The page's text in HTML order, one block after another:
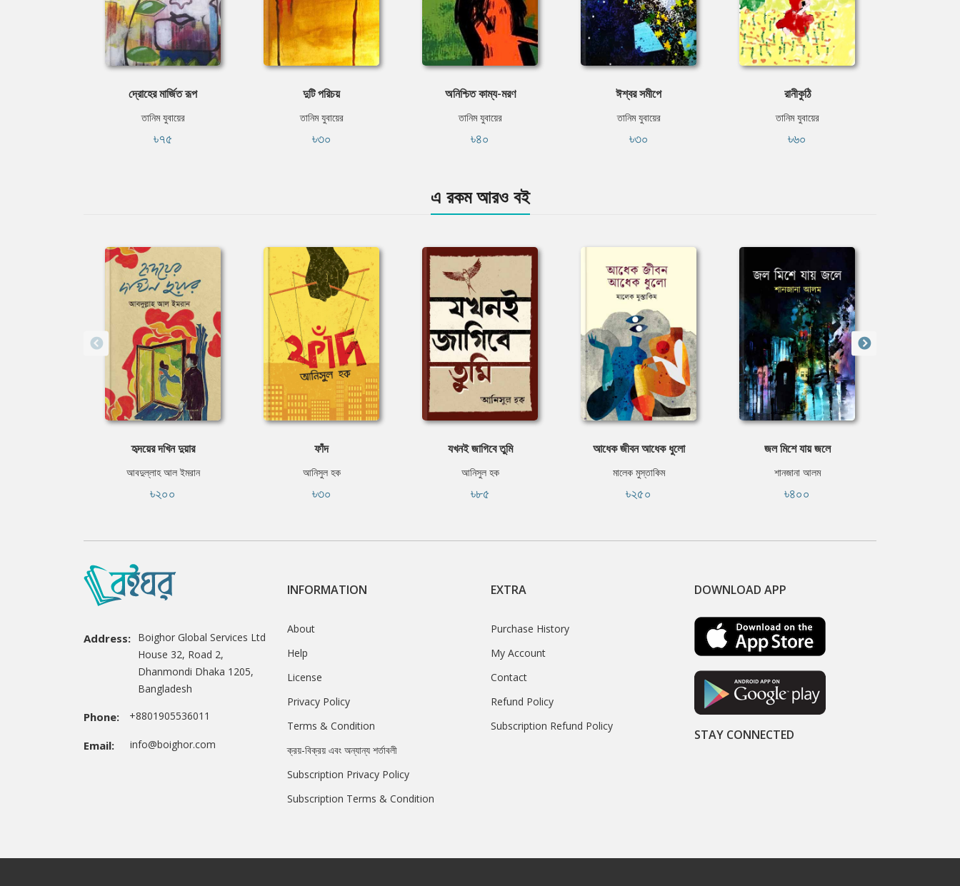
দ্রোহের মার্জিত রূপ
তানিম যুবায়ের
৳৭৫
দুটি পরিচয়
তানিম যুবায়ের
৳৩০
অনিশ্চিত কাম্য-মরণ
তানিম যুবায়ের
৳৪০
ঈশ্বর সমীপে
তানিম যুবায়ের
৳৩০
রানীকুঠি
তানিম যুবায়ের
৳৬০
এ রকম আরও বই
হৃদয়ের দখিন দুয়ার
আবদুল্লাহ আল ইমরান
৳২০০
ফাঁদ
আনিসুল হক
৳৩০
যখনই জাগিবে তুমি
আনিসুল হক
৳৮৫
আধেক জীবন আধেক ধুলো
মালেক মুস্তাকিম
৳২৫০
জল মিশে যায় জলে
শানজানা আলম
৳৪০০
Address: Boighor Global Services Ltd
House 32, Road 2,
Dhanmondi Dhaka 1205,
Bangladesh
Phone: +8801905536011
Email: info@boighor.com
INFORMATION
About
Help
License
Privacy Policy
Terms & Condition
ক্রয়-বিক্রয় এবং অন্যান্য শর্তাবলী
Subscription Privacy Policy
Subscription Terms & Condition
EXTRA
Purchase History
My Account
Contact
Refund Policy
Subscription Refund Policy
DOWNLOAD APP
STAY CONNECTED